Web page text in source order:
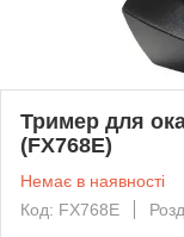
Тример для
(FX768E)
Немає в наявності
Код: FX768E